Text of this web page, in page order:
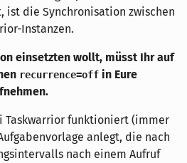
die Synchronisation zwischen
Instanzen.
einsetzten wollt, müsst Ihr auf
recurrence=off in Eure
Taskwarrior funktioniert (immer
anlegt, die nach
nach einem Aufruf